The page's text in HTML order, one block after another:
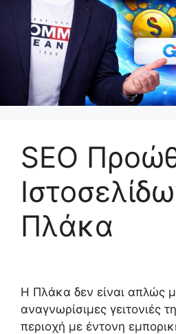
SEO
Πλάκα
Η Πλάκα δεν είναι απλώς
αναγνωρίσιμες γειτονιές
περιοχή με έντονη